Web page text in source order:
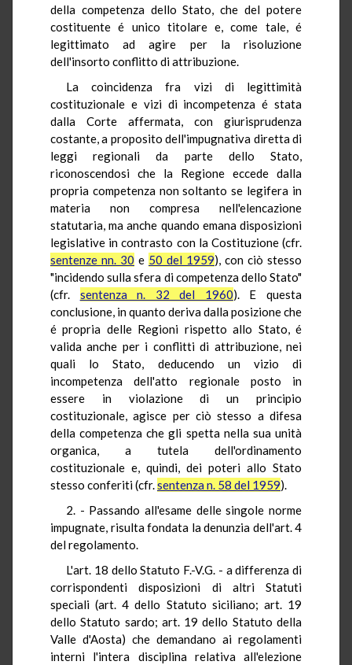
della competenza dello Stato, che del potere
costituente é unico titolare e, come tale, é
legittimato ad agire per la risoluzione
dell'insorto conflitto di attribuzione.
La coincidenza fra vizi di legittimità
costituzionale e vizi di incompetenza é stata
dalla Corte affermata, con giurisprudenza
costante, a proposito dell'impugnativa diretta di
leggi regionali da parte dello Stato,
riconoscendosi che la Regione eccede dalla
propria competenza non soltanto se legifera in
materia non compresa nell'elencazione
statutaria, ma anche quando emana disposizioni
legislative in contrasto con la Costituzione (cfr.
sentenze nn. 30 e 50 del 1959), con ciò stesso
"incidendo sulla sfera di competenza dello Stato"
(cfr. sentenza n. 32 del 1960). E questa
conclusione, in quanto deriva dalla posizione che
é propria delle Regioni rispetto allo Stato, é
valida anche per i conflitti di attribuzione, nei
quali lo Stato, deducendo un vizio di
incompetenza dell'atto regionale posto in
essere in violazione di un principio
costituzionale, agisce per ciò stesso a difesa
della competenza che gli spetta nella sua unità
organica, a tutela dell'ordinamento
costituzionale e, quindi, dei poteri allo Stato
stesso conferiti (cfr.sentenza n. 58 del 1959).
2. - Passando all'esame delle singole norme
impugnate, risulta fondata la denunzia dell'art. 4
del regolamento.
L'art. 18 dello Statuto F.-V.G. - a differenza di
corrispondenti disposizioni di altri Statuti
speciali (art. 4 dello Statuto siciliano; art. 19
dello Statuto sardo; art. 19 dello Statuto della
Valle d'Aosta) che demandano ai regolamenti
interni l'intera disciplina relativa all'elezione